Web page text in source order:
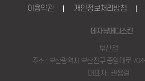
이용약관 개인정보처리방침
데자뷰메디스킨
부산점
주소 : 부산광역시 부산진구 중앙대로
대표자 : 권용걸